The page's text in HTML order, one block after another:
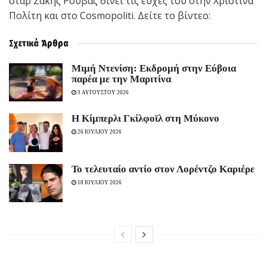
Πολίτη και στο Cosmopoliti. Δείτε το βίντεο:
Σχετικά Άρθρα
Mιμή Ντενίση: Εκδρομή στην Εύβοια
παρέα με την Μαριτίνα
3 ΑΥΓΟΥΣΤΟΥ 2026
Η Κίμπερλι Γκίλφοϊλ στη Μύκονο
26 ΙΟΥΛΙΟΥ 2026
To τελευταίο αντίο στον Λορέντζο Καριέρε
18 ΙΟΥΛΙΟΥ 2026